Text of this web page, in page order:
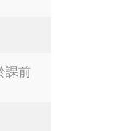
課前